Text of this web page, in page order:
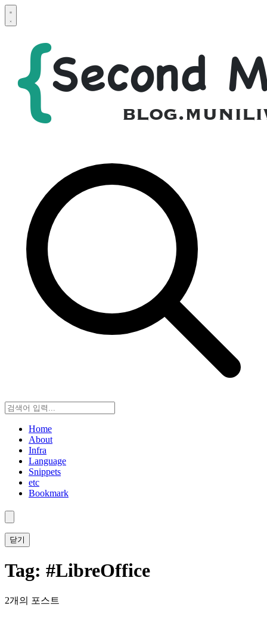
Home
About
Infra
Language
Snippets
etc
Bookmark
닫기
Tag: #LibreOffice
2개의 포스트